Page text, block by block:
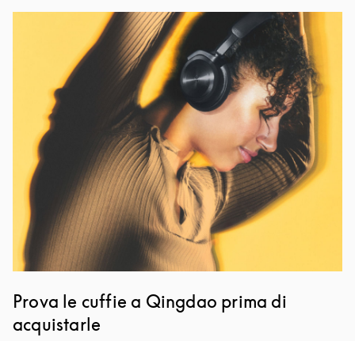
Immagine evento
Prova le cuffie a Qingdao prima di
acquistarle